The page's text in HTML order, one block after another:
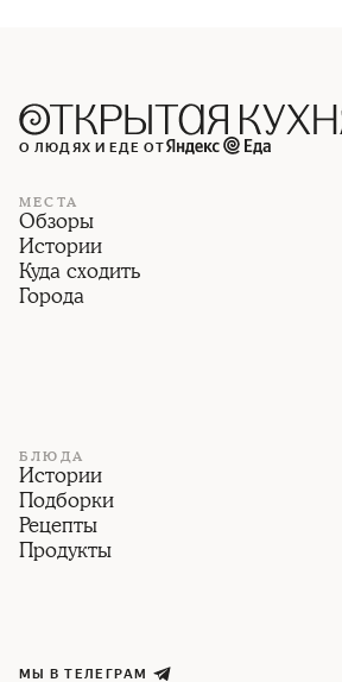
О ЛЮДЯХ И ЕДЕ ОТ
МЕСТА
Обзоры
Истории
Куда сходить
Города
БЛЮДА
Истории
Подборки
Рецепты
Продукты
МЫ В ТЕЛЕГРАМ